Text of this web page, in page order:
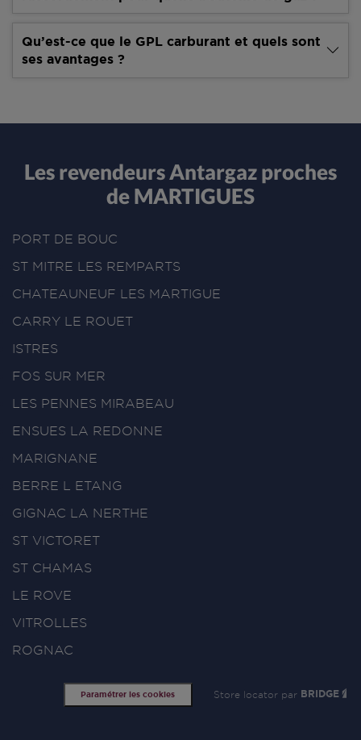
Qu’est-ce que le GPL carburant et quels sont
ses avantages ?
Les revendeurs Antargaz proches
de MARTIGUES
PORT DE BOUC
ST MITRE LES REMPARTS
CHATEAUNEUF LES MARTIGUE
CARRY LE ROUET
ISTRES
FOS SUR MER
LES PENNES MIRABEAU
ENSUES LA REDONNE
MARIGNANE
BERRE L ETANG
GIGNAC LA NERTHE
ST VICTORET
ST CHAMAS
LE ROVE
VITROLLES
ROGNAC
Paramétrer les cookies Store locator par BRIDGE